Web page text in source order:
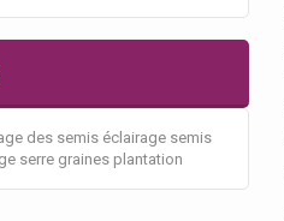
des semis éclairage semis
serre graines plantation